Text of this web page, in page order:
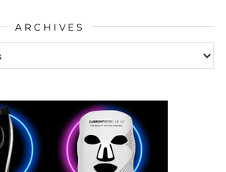
ARCHIVES